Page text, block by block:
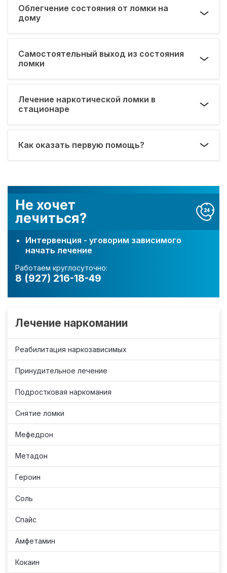
Не хочет
лечиться?
Интервенция - уговорим зависимого
начать лечение
Работаем круглосуточно:
8 (927) 216-18-49
Лечение наркомании
Реабилитация наркозависимых
Принудительное лечение
Подростковая наркомания
Снятие ломки
Мефедрон
Метадон
Героин
Соль
Спайс
Амфетамин
Кокаин
Облегчение состояния от ломки на
дому
Самостоятельный выход из состояния
ломки
Лечение наркотической ломки в
стационаре
Как оказать первую помощь?